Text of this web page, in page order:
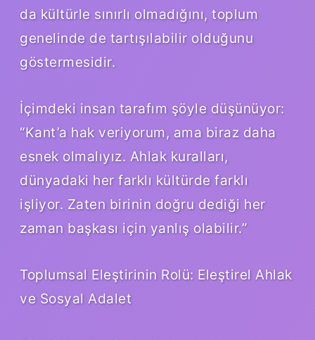
da kültürle sınırlı olmadığını, toplum
genelinde de tartışılabilir olduğunu
göstermesidir.
İçimdeki insan tarafım şöyle düşünüyor:
“Kant’a hak veriyorum, ama biraz daha
esnek olmalıyız. Ahlak kuralları,
dünyadaki her farklı kültürde farklı
işliyor. Zaten birinin doğru dediği her
zaman başkası için yanlış olabilir.”
Toplumsal Eleştirinin Rolü: Eleştirel Ahlak
ve Sosyal Adalet